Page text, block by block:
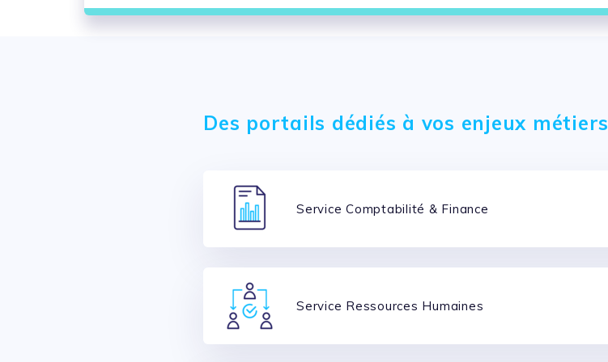
Des portails dédiés à vos enjeux métiers
Service Comptabilité & Finance
Service Ressources Humaines